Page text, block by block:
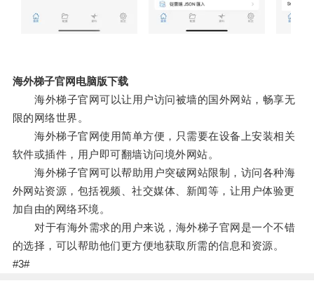
海外梯子官网电脑版下载
海外梯子官网可以让用户访问被墙的国外网站，畅享无
限的网络世界。
海外梯子官网使用简单方便，只需要在设备上安装相关
软件或插件，用户即可翻墙访问境外网站。
海外梯子官网可以帮助用户突破网站限制，访问各种海
外网站资源，包括视频、社交媒体、新闻等，让用户体验更
加自由的网络环境。
对于有海外需求的用户来说，海外梯子官网是一个不错
的选择，可以帮助他们更方便地获取所需的信息和资源。
#3#